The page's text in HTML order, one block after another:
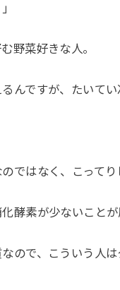
野菜好きな人。
んですが、たいて
ではなく、こって
酵素が少ないことが
ので、こういう人